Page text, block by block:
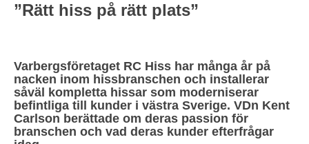
”Rätt hiss på rätt plats”
Varbergsföretaget RC Hiss har många år på
nacken inom hissbranschen och installerar
såväl kompletta hissar som moderniserar
befintliga till kunder i västra Sverige. VDn Kent
Carlson berättade om deras passion för
branschen och vad deras kunder efterfrågar